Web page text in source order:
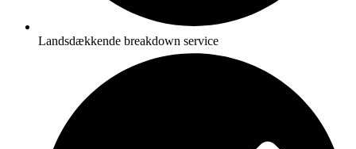
Landsdækkende breakdown service